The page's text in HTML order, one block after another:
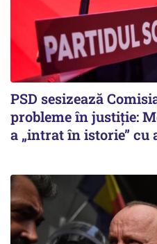
PSD sesizează
probleme în justiție:
a „intrat în istorie” cu